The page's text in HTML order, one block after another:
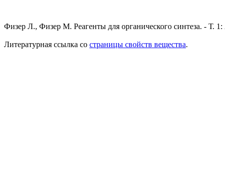
Физер Л., Физер М. Реагенты для органического синтеза. - Т.
Литературная ссылка со страницы свойств вещества.